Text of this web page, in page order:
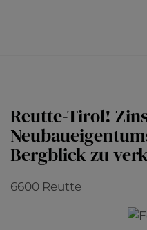
Reutte-Tirol!
Bergblick zu
6600 Reutte